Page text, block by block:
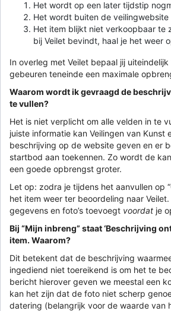
Het wordt op een later tijdstip
Het wordt buiten de
Het item blijkt niet verkoopbaar te
bij Veilet bevindt, haal je het weer
In overleg met Veilet bepaal jij
gebeuren teneinde een maximale
Waarom wordt ik gevraagd de
te vullen?
Het is niet verplicht om alle velden in te
juiste informatie kan Veilingen van Kunst
beschrijving op de website geven en er
startbod aan toekennen. Zo wordt de
een goede opbrengst groter.
Let op: zodra je tijdens het aanvullen op
het item weer ter beoordeling naar
gegevens en foto’s toevoegt voordat je
Bij “Mijn inbreng” staat ‘Beschrijving
item. Waarom?
Dit betekent dat de beschrijving
ingediend niet toereikend is om het te
bericht hierover geven we meestal een
kan het zijn dat de foto niet scherp
datering (belangrijk voor de waarde van